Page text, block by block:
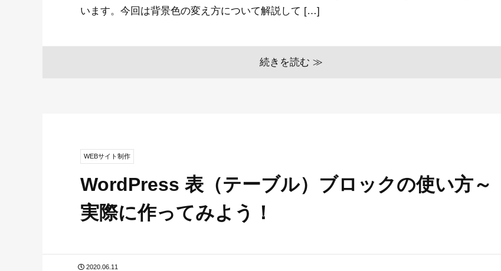
います。今回は背景色の変え方について解説して […]
続きを読む ≫
WEBサイト制作
WordPress 表（テーブル）ブロックの使い方～
実際に作ってみよう！
2020.06.11